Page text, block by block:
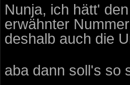
Nunja, ich hätt'
erwähnter
deshalb auch die
aba dann soll's so